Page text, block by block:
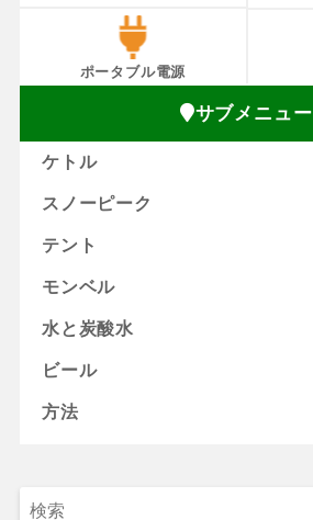
ポータブル電源
サブメニュー
ケトル
スノーピーク
テント
モンベル
水と炭酸水
ビール
方法